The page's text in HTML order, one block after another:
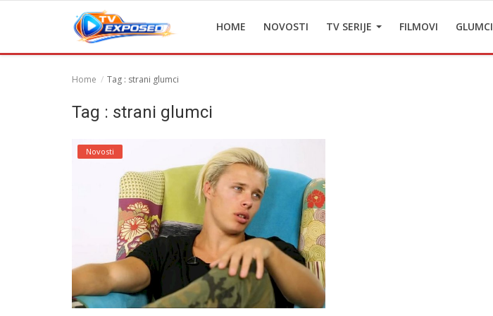
HOME NOVOSTI TV SERIJE FILMOVI GLUMCI
Home Tag : strani glumci
Tag : strani glumci
Novosti